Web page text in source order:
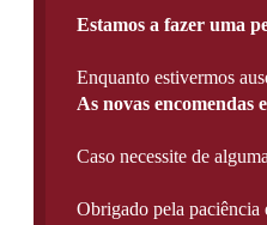
Novos vinhos, Novas
Envios Grátis acima de 100€
Estamos a fazer uma
Enquanto estivermos
As novas encomendas
Caso necessite de
Obrigado pela paciência